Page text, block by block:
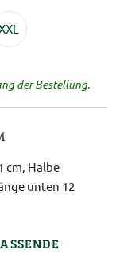
der Bestellung.
cm, Halbe
unten 12